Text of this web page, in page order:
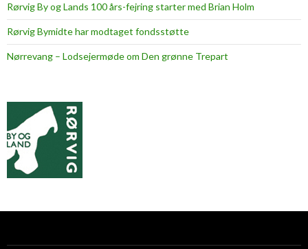
Rørvig By og Lands 100 års-fejring starter med Brian Holm
Rørvig Bymidte har modtaget fondsstøtte
Nørrevang – Lodsejermøde om Den grønne Trepart